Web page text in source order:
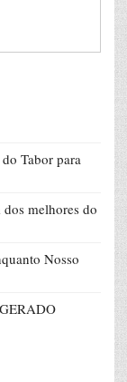
Tabor para
melhores do
Nosso